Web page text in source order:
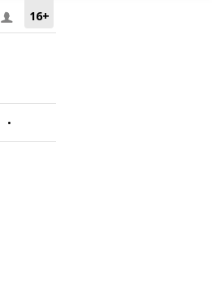
16+